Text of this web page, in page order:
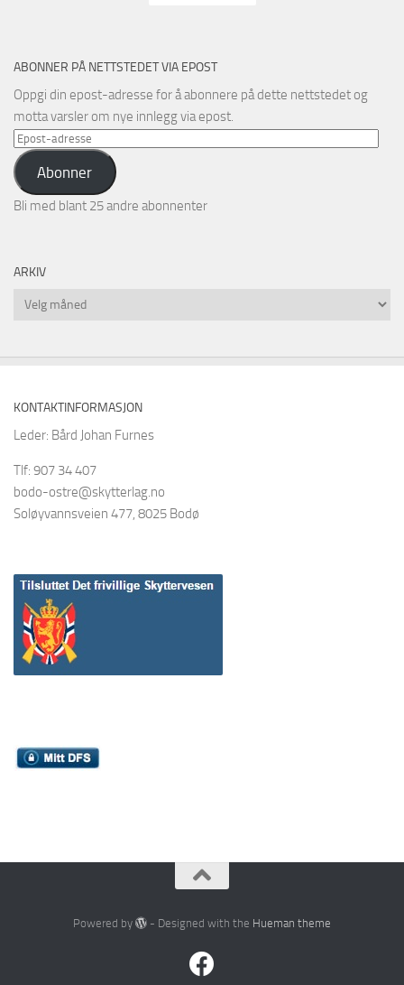
ABONNER PÅ NETTSTEDET VIA EPOST
Oppgi din epost-adresse for å abonnere på dette nettstedet og
motta varsler om nye innlegg via epost.
Epost-
adresse
Abonner
Bli med blant 25 andre abonnenter
ARKIV
Arkiv
KONTAKTINFORMASJON
Leder: Bård Johan Furnes
Tlf: 907 34 407
bodo-ostre@skytterlag.no
Soløyvannsveien 477, 8025 Bodø
Powered by - Designed with the Hueman theme